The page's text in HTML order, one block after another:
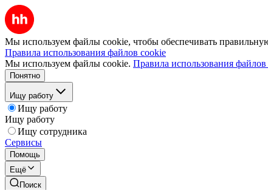
Мы используем файлы cookie, чтобы обеспечивать
Правила использования файлов cookie
Мы используем файлы cookie. Правила использования
Понятно
Ищу работу
Ищу работу
Ищу работу
Ищу сотрудника
Сервисы
Помощь
Ещё
Поиск